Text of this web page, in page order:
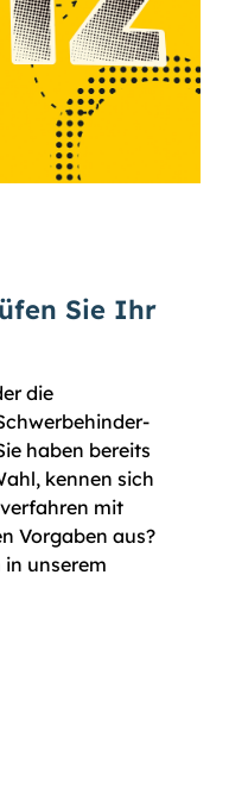
Sie Ihr
die
haben bereits
kennen sich
mit
Vor­gaben aus?
unserem